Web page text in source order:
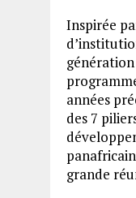
Inspirée
années
des 7
grande